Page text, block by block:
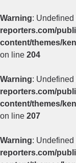
Warning: Undefined
reporters.com/
content/themes/
on line 204
Warning: Undefined
reporters.com/
content/themes/
on line 207
Warning: Undefined
reporters.com/